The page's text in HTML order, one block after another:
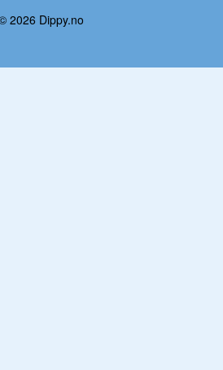
2026 Dippy.no